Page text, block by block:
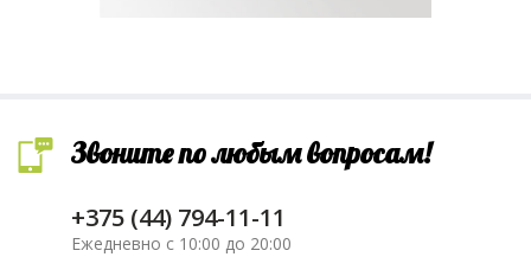
Звоните по любым вопросам!
+375 (44) 794-11-11
Ежедневно с 10:00 до 20:00